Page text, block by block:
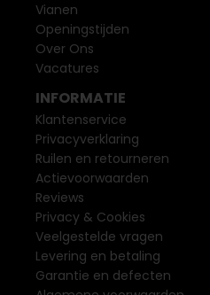
Vianen
Openingstijden
Over Ons
Vacatures
INFORMATIE
Klantenservice
Privacyverklaring
Ruilen en retourneren
Actievoorwaarden
Reviews
Privacy & Cookies
Veelgestelde vragen
Levering en betaling
Garantie en defecten